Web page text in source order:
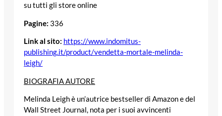
su tutti gli store online
Pagine: 336
Link al sito: https://www.indomitus-
publishing.it/product/vendetta-mortale-melinda-
leigh/
BIOGRAFIA AUTORE
Melinda Leigh è un’autrice bestseller di Amazon e del
Wall Street Journal, nota per i suoi avvincenti